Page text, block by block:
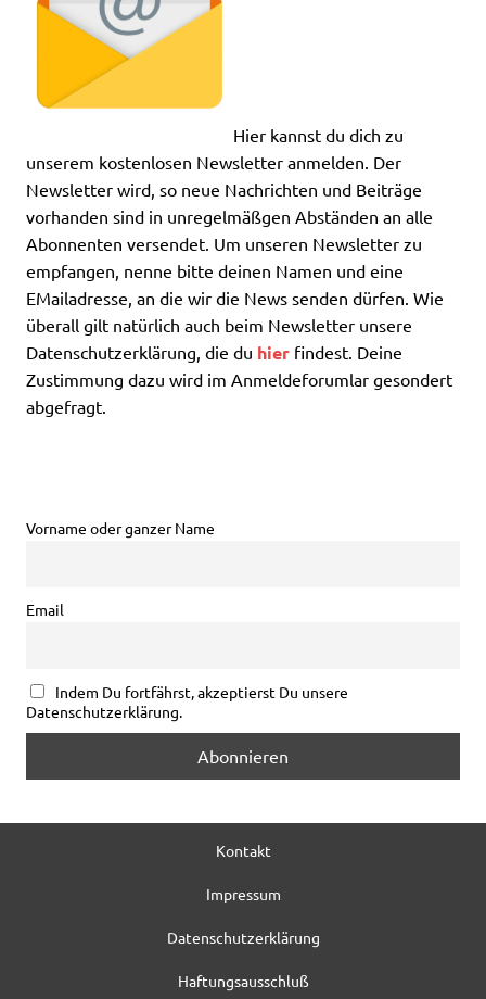
Hier kannst du dich zu
unserem kostenlosen Newsletter anmelden. Der
Newsletter wird, so neue Nachrichten und Beiträge
vorhanden sind in unregelmäßgen Abständen an alle
Abonnenten versendet. Um unseren Newsletter zu
empfangen, nenne bitte deinen Namen und eine
EMailadresse, an die wir die News senden dürfen. Wie
überall gilt natürlich auch beim Newsletter unsere
Datenschutzerklärung, die du hier findest. Deine
Zustimmung dazu wird im Anmeldeforumlar gesondert
abgefragt.
Vorname oder ganzer Name
Email
Indem Du fortfährst, akzeptierst Du unsere
Datenschutzerklärung.
Kontakt
Impressum
Datenschutzerklärung
Haftungsausschluß